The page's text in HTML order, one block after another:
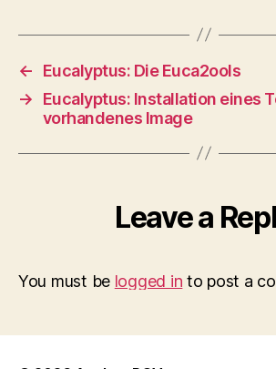
←
Eucalyptus: Die Euca2ools
→
Eucalyptus: Installation eines
vorhandenes Image
Leave a
You must be logged in to post a